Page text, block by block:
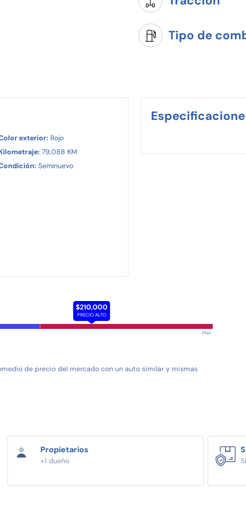
Tipo de
exterior: Rojo
79,088 KM
Seminuevo
$210,000
PRECIO ALTO
Max
de precio del mercado con un auto similar y mismas
Propietarios
+1 dueño Si